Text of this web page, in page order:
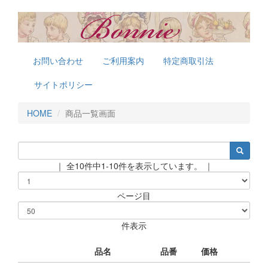
お問い合わせ ご利用案内
特定商取引法
サイトポリシー
HOME 商品一覧画面
｜ 全10件中1-10件を表示しています。 ｜
ページ目
件表示
品名 品番 価格